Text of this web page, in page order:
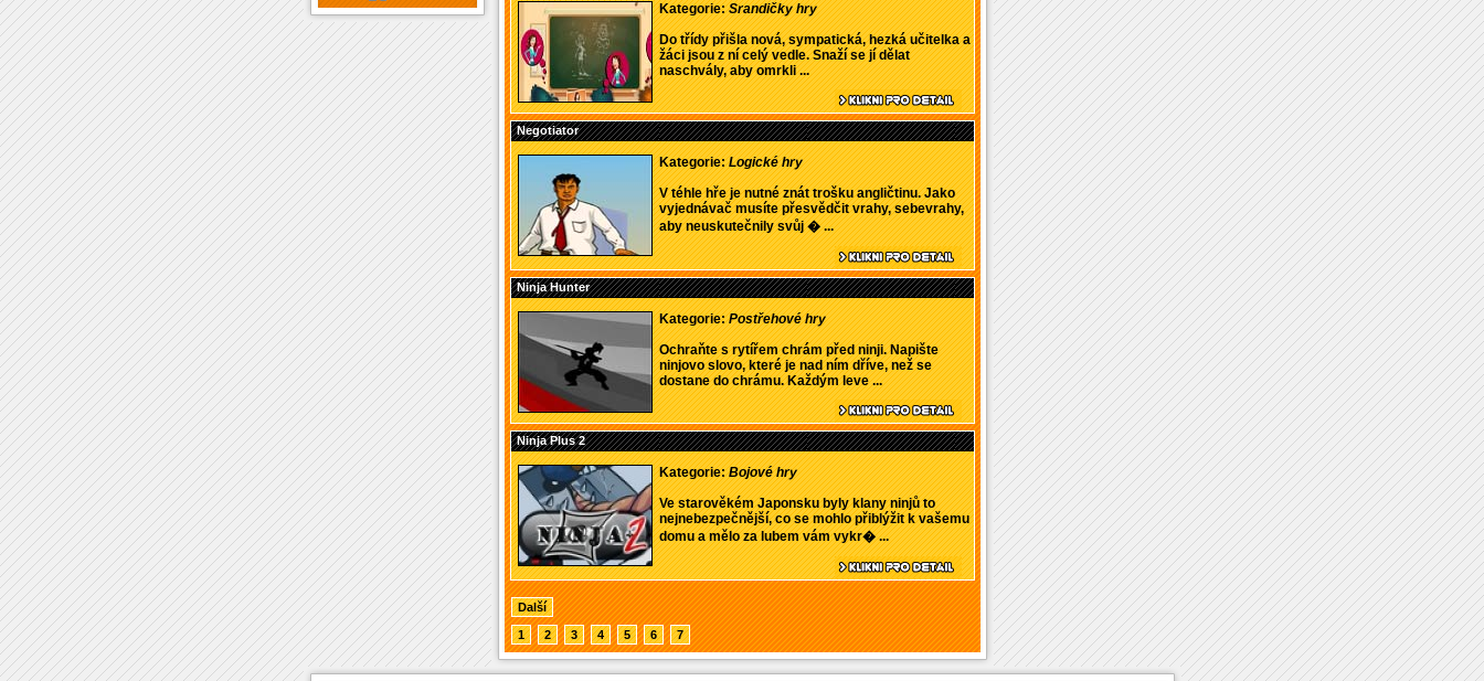
Kategorie:Srandičky hry
Do třídy přišla nová, sympatická, hezká učitelka a
žáci jsou z ní celý vedle. Snaží se jí dělat
naschvály, aby omrkli ...
Negotiator
Kategorie:Logické hry
V téhle hře je nutné znát trošku angličtinu. Jako
vyjednávač musíte přesvědčit vrahy, sebevrahy,
aby neuskutečnily svůj � ...
Ninja Hunter
Kategorie:Postřehové hry
Ochraňte s rytířem chrám před ninji. Napište
ninjovo slovo, které je nad ním dříve, než se
dostane do chrámu. Každým leve ...
Ninja Plus 2
Kategorie:Bojové hry
Ve starověkém Japonsku byly klany ninjů to
nejnebezpečnější, co se mohlo přiblýžit k vašemu
domu a mělo za lubem vám vykr� ...
Další
1 2 3 4 5 6 7